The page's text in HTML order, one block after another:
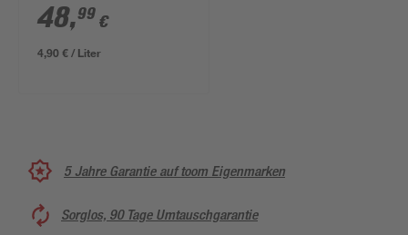
matt 10 l
48,99 €
4,90 € / Liter
5 Jahre Garantie auf toom Eigenmarken
Sorglos, 90 Tage Umtauschgarantie